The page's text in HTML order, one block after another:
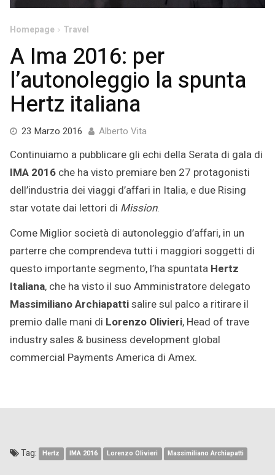
Homepage Travel
A Ima 2016: per
l’autonoleggio la spunta
Hertz italiana
23 Marzo 2016
2022
Alberto Vita
Continuiamo a pubblicare gli echi della Serata di gala di
IMA 2016 che ha visto premiare ben 27 protagonisti
dell’industria dei viaggi d’affari in Italia, e due Rising
star votate dai lettori di Mission.
Come Miglior società di autonoleggio d’affari, in un
parterre che comprendeva tutti i maggiori soggetti di
questo importante segmento, l’ha spuntata Hertz
Italiana, che ha visto il suo Amministratore delegato
Massimiliano Archiapattisalire sul palco a ritirare il
premio dalle mani di Lorenzo Olivieri, Head of trave
industry sales & business development global
commercial Payments America di Amex.
Tag: Hertz IMA 2016 Lorenzo Olivieri Massimiliano Archiapatti